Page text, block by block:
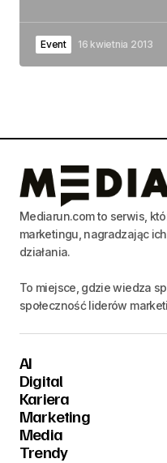
Event 16 kwietnia 2013
Mediarun.com to serwis,
marketingu, nagradzając
działania.
To miejsce, gdzie wiedza
społeczność liderów
AI
Digital
Kariera
Marketing
Media
Trendy